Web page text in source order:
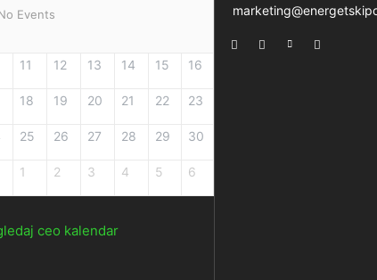
Events
11 12 13 14 15 16
18 19 20 21 22 23
25 26 27 28 29 30
1 2 3 4 5 6
ceo kalendar